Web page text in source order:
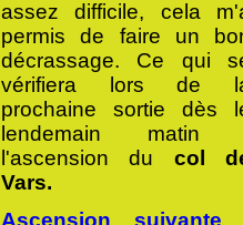
assez difficile, cela
permis de faire un
décrassage. Ce qui
vérifiera lors de
prochaine sortie dès
lendemain matin
l'ascension du col
Vars.
Ascension suivante